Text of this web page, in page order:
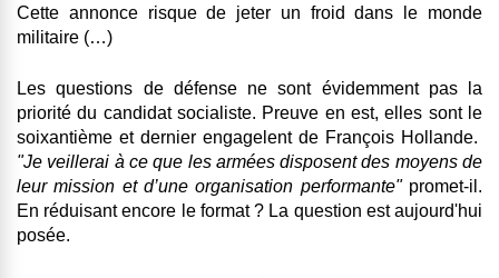
Cette annonce risque de jeter un froid dans le monde
militaire (…)
Les questions de défense ne sont évidemment pas la
priorité du candidat socialiste. Preuve en est, elles sont le
soixantième et dernier engagelent de François Hollande.
"Je veillerai à ce que les armées disposent des moyens de
leur mission et d’une organisation performante"promet-il.
En réduisant encore le format ? La question est aujourd'hui
posée.